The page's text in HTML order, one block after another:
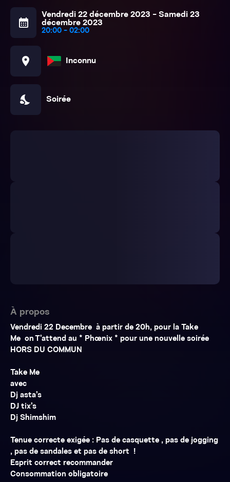
calendar_month
Vendredi 22 décembre 2023 - Samedi 23
décembre 2023
20:00 - 02:00
location_on Inconnu
nights_stay Soirée
À propos
Vendredi 22 Decembre à partir de 20h, pour la Take
Me on T'attend au * Phœnix * pour une nouvelle soirée
HORS DU COMMUN
Take Me
avec
Dj asta’s
DJ tix’s
Dj Shimshim
Tenue correcte exigée : Pas de casquette , pas de jogging
, pas de sandales et pas de short !
Esprit correct recommander
Consommation obligatoire